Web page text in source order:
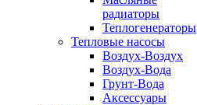
радиаторы
Теплогенераторы
Тепловые насосы
Воздух-Воздух
Воздух-Вода
Грунт-Вода
Аксессуары